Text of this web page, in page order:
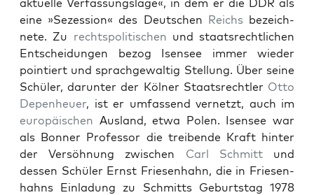
aktuelle Ver­fas­sungslage«, in dem er die DDR als
eine »Sezes­sion« des Deutschen Reichs beze­ich­
nete. Zu recht­spoli­tis­chen und staat­srechtlichen
Entschei­dun­gen bezog Isensee immer wieder
pointiert und sprachge­waltig Stel­lung. Über seine
Schüler, darunter der Köl­ner Staat­srechtler Otto
Depen­heuer, ist er umfassend ver­net­zt, auch im
europäis­chen Aus­land, etwa Polen. Isensee war
als Bon­ner Pro­fes­sor die treibende Kraft hin­ter
der Ver­söh­nung zwis­chen Carl Schmittund
dessen Schüler Ernst Friesen­hahn, die in Friesen­
hahns Ein­ladung zu Schmitts Geburt­stag 1978